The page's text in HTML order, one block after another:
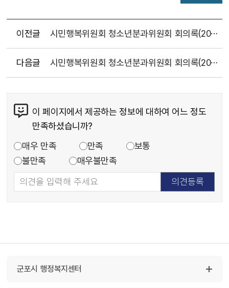
이전글 시민행복위원회 청소년분과위원회 회의록(20250501)
다음글 시민행복위원회 청소년분과위원회 회의록(20250610)
이 페이지에서 제공하는 정보에 대하여 어느 정도
만족하셨습니까?
매우 만족
만족
보통
불만족
매우불만족
군포시 행정복지센터